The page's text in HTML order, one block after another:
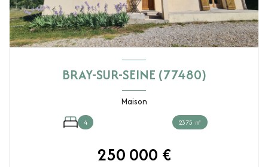
BRAY-SUR-SEINE (77480)
Maison
4 2375 ㎡
250 000 €